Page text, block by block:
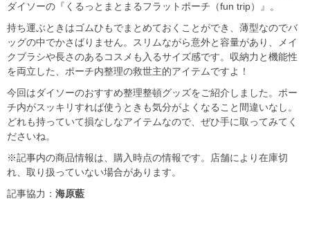
ダイソーの『くるっとまとまるフラットポーチ（fun trip）』。
持ち運ぶときはゴムひもでまとめておくことができ、薄型なのでバ
ッグの中でかさばりません。スリムながら意外と容量があり、メイ
クブラシや長さのあるコスメも入るサイズ感です。収納力と機能性
を両立した、ポーチ内整理の救世主的アイテムですよ！
今回はダイソーのおすすめ整理整頓グッズをご紹介しました。ポー
チ内がスッキリすれば使うときも気分がよくなること間違いなし。
どれも持っていて損なしなアイテムなので、ぜひ手に取ってみてく
ださいね。
※記事内の商品情報は、購入時点の情報です。店舗により在庫切
れ、取り扱っていない場合があります。
記事協力： 海原藍